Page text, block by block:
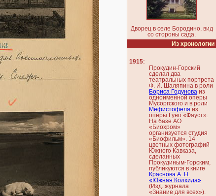
Дворец в селе Бородино, вид
со стороны сада.
Из хронологии
1915:
Прокудин-Горский
сделал два
театральных портрета
Ф. И. Шаляпина в роли
Бориса Годунова из
одноименной оперы
Мусоргского и в роли
Мефистофеля из
оперы Гуно «Фауст».
На базе АО
«Биохром»
организуется студия
«Биофильм». 14
цветных фотографий
Южного Кавказа,
сделанных
Прокудиным-Горским,
публикуются в книге
Краснова А. Н.
«Южная Колхида»
(Изд. журнала
«Знание для всех»).